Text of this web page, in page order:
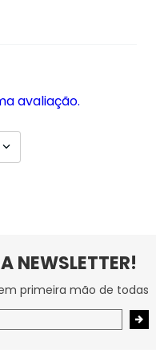
avaliação.
NEWSLETTER!
primeira mão de todas